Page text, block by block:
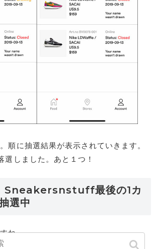
順に抽選結果が表示されていきます。
選しました。あと１つ！
最後の1カ
選中
ね。